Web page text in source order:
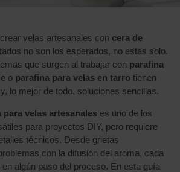
velas artesanales con cera de
no son los esperados, no estás solo.
que surgen al trabajar con parafina
o parafina para velas en tarro tienen
lo mejor de todo, soluciones sencillas.
para velas artesanales es uno de los
para proyectos DIY, pero requiere
técnicos. Desde grietas
con la difusión del aroma, cada
algún paso del proceso. En esta guía